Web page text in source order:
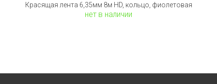
Красящая лента 6,35мм 8м HD, кольцо, фиолетовая
нет в наличии